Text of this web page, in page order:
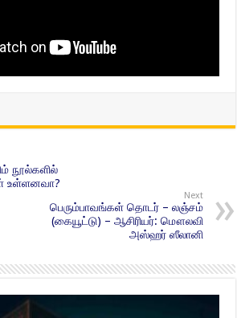
நூல்களில்
உள்ளனவா?
Next
பெரும்பாவங்கள் தொடர் – லஞ்சம்
(கையூட்டு) – ஆசிரியர்: மௌலவி
அஸ்ஹர் ஸீலானி